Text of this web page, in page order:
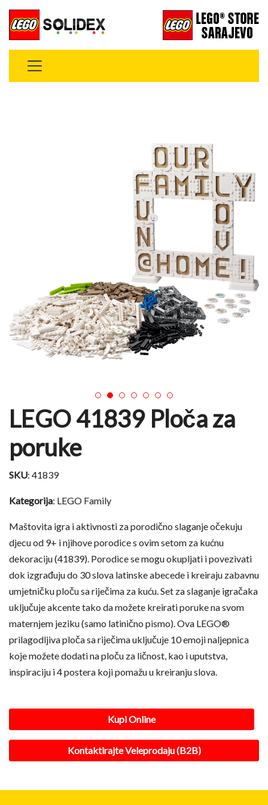
1 2 3 4 5 6 7
LEGO 41839 Ploča za
poruke
SKU: 41839
Kategorija: LEGO Family
Maštovita igra i aktivnosti za porodično slaganje očekuju
djecu od 9+ i njihove porodice s ovim setom za kućnu
dekoraciju (41839). Porodice se mogu okupljati i povezivati ​​
dok izgrađuju do 30 slova latinske abecede i kreiraju zabavnu
umjetničku ploču sa riječima za kuću. Set za slaganje igračaka
uključuje akcente tako da možete kreirati poruke na svom
maternjem jeziku (samo latinično pismo). Ova LEGO®
prilagodljiva ploča sa riječima uključuje 10 emoji naljepnica
koje možete dodati na ploču za ličnost, kao i uputstva,
inspiraciju i 4 postera koji pomažu u kreiranju slova.
Kupi Online
Kontaktirajte Veleprodaju (B2B)